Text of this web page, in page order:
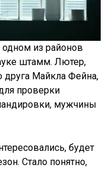
одном из районов
штамм. Лютер,
друга Майкла Фейна,
проверки
мужчины
будет
Стало понятно,